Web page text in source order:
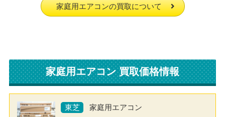
家庭用エアコンの買取について
家庭用エアコン 買取価格情報
東芝
家庭用エアコン